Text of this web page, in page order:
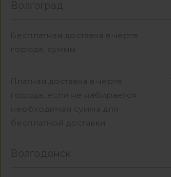
Волгоград
Бесплатная доставка в черте
города, суммы
Платная доставка в черте
города, если не набирается
необходимая сумма для
бесплатной доставки
Волгодонск